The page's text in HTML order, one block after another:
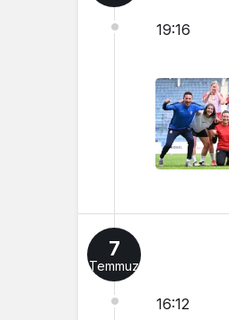
19:16
7
Temmuz
16:12